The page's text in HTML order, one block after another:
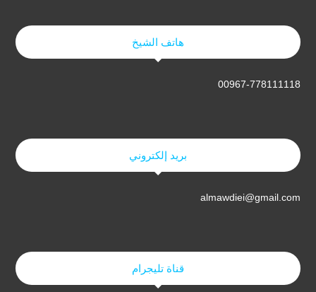
هاتف الشيخ
00967-778111118
بريد إلكتروني
almawdiei@gmail.com
قناة تليجرام